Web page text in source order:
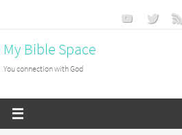
content
My Bible Space
You connection with God